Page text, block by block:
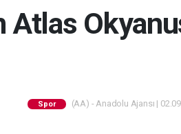
Atlas
Spor (AA) - Anadolu Ajansı |